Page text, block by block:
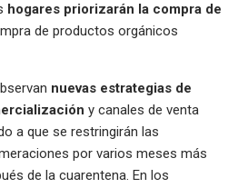
hogares priorizarán la compra de
de productos orgánicos
nuevas estrategias de
y canales de venta
a que se restringirán las
por varios meses más
de la cuarentena. En los